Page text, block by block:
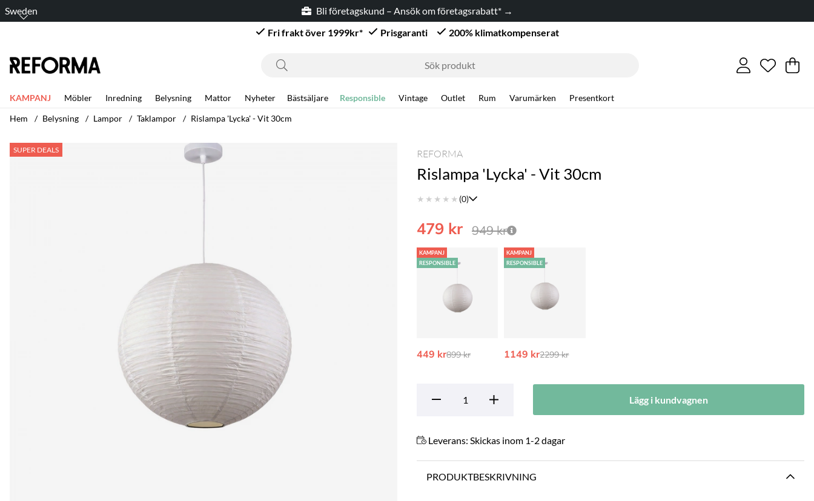
Sweden
Bli företagskund – Ansök om företagsrabatt* →
Fri frakt över 1999kr*
Prisgaranti 200% klimatkompenserat
Antal i
. .
KAMPANJ Möbler Inredning Belysning Mattor Nyheter Bästsäljare Responsible Vintage Outlet Rum Varumärken
Presentkort
Hem
Belysning Lampor Taklampor Rislampa 'Lycka' - Vit 30cm
SUPER DEALS
Produktbilder Rislampa 'Lycka' - Vit 30cm REFORMA
Rislampa 'Lycka' - Vit 30cm
★ ★ ★ ★ ★ (0)
949kr
479 kr
KAMPANJ
RESPONSIBLE
449 krOrdinarie pris:
899 kr
KAMPANJ
RESPONSIBLE
1149 krOrdinarie pris:
2299 kr
Lägg i kundvagnen
Leverans: Skickas inom 1-2 dagar
PRODUKTBESKRIVNING